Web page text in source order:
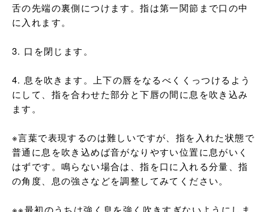
舌の先端の裏側につけます。指は第一関節まで口の中
に入れます。
3. 口を閉じます。
4. 息を吹きます。上下の唇をなるべくくっつけるよう
にして、指を合わせた部分と下唇の間に息を吹き込み
ます。
※言葉で表現するのは難しいですが、指を入れた状態で
普通に息を吹き込めば音がなりやすい位置に息がいく
はずです。鳴らない場合は、指を口に入れる分量、指
の角度、息の強さなどを調整してみてください。
※※最初のうちは強く息を強く吹きすぎないようにしま